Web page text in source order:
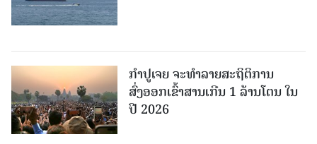
ກຳປູເຈຍ ຈະທຳລາຍສະຖິຕິການ
ສົ່ງອອກເຂົ້າສານເກີນ 1 ລ້ານໂຕນ ໃນ
ປີ 2026